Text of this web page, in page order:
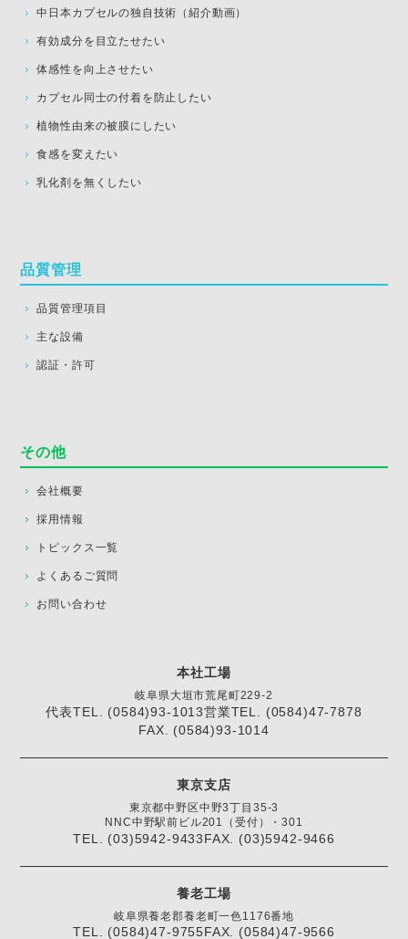
中日本カプセルの独自技術（紹介動画）
有効成分を目立たせたい
体感性を向上させたい
カプセル同士の付着を防止したい
植物性由来の被膜にしたい
食感を変えたい
乳化剤を無くしたい
品質管理
品質管理項目
主な設備
認証・許可
その他
会社概要
採用情報
トピックス一覧
よくあるご質問
お問い合わせ
本社工場
岐阜県大垣市荒尾町229-2
代表TEL. (0584)93-1013営業TEL. (0584)47-7878
FAX. (0584)93-1014
東京支店
東京都中野区中野3丁目35-3
NNC中野駅前ビル201（受付）・301
TEL. (03)5942-9433FAX. (03)5942-9466
養老工場
岐阜県養老郡養老町一色1176番地
TEL. (0584)47-9755FAX. (0584)47-9566